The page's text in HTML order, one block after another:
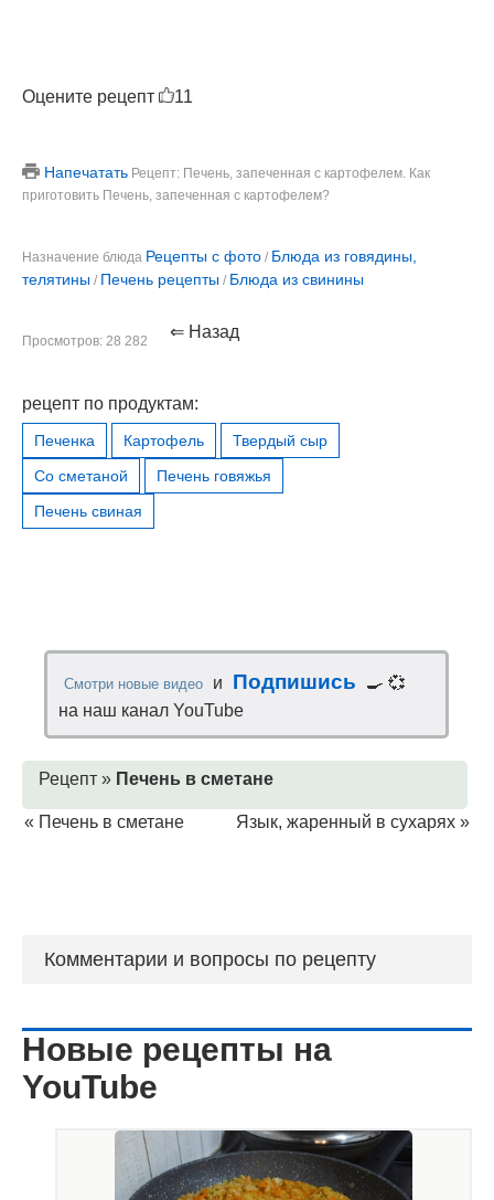
Оцените рецепт 11
Напечатать Рецепт: Печень, запеченная с картофелем. Как
приготовить Печень, запеченная с картофелем?
Назначение блюда Рецепты с фото / Блюда из говядины,
телятины / Печень рецепты / Блюда из свинины
Просмотров: 28 282 ⇐ Назад
рецепт по продуктам:
Печенка Картофель
Твердый сыр
Со сметаной
Печень говяжья
Печень свиная
Смотри новые видео и Подпишись
🍳 💞
на наш канал YouTube
Рецепт » Печень в сметане
« Печень в сметане Язык, жаренный в сухарях »
Комментарии и вопросы по рецепту
Новые рецепты на
YouTube